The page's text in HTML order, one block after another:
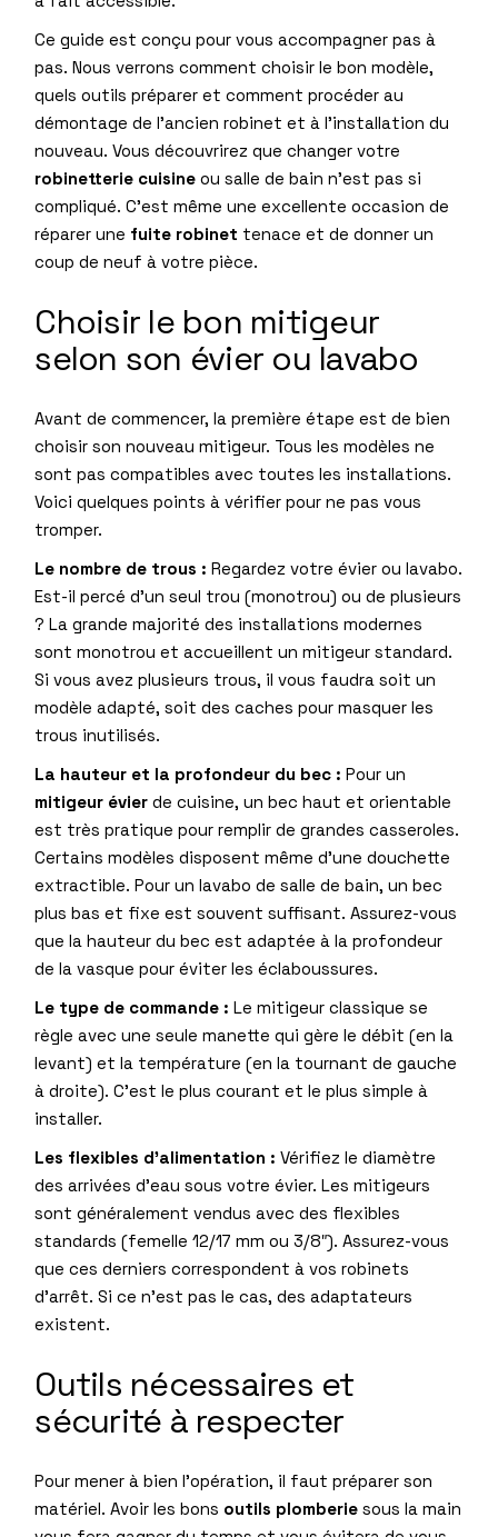
Ce guide est conçu pour vous accompagner pas à
pas. Nous verrons comment choisir le bon modèle,
quels outils préparer et comment procéder au
démontage de l’ancien robinet et à l’installation du
nouveau. Vous découvrirez que changer votre
robinetterie cuisine ou salle de bain n’est pas si
compliqué. C’est même une excellente occasion de
réparer une fuite robinet tenace et de donner un
coup de neuf à votre pièce.
Choisir le bon mitigeur
selon son évier ou lavabo
Avant de commencer, la première étape est de bien
choisir son nouveau mitigeur. Tous les modèles ne
sont pas compatibles avec toutes les installations.
Voici quelques points à vérifier pour ne pas vous
tromper.
Le nombre de trous : Regardez votre évier ou lavabo.
Est-il percé d’un seul trou (monotrou) ou de plusieurs
? La grande majorité des installations modernes
sont monotrou et accueillent un mitigeur standard.
Si vous avez plusieurs trous, il vous faudra soit un
modèle adapté, soit des caches pour masquer les
trous inutilisés.
La hauteur et la profondeur du bec : Pour un
mitigeur évier de cuisine, un bec haut et orientable
est très pratique pour remplir de grandes casseroles.
Certains modèles disposent même d’une douchette
extractible. Pour un lavabo de salle de bain, un bec
plus bas et fixe est souvent suffisant. Assurez-vous
que la hauteur du bec est adaptée à la profondeur
de la vasque pour éviter les éclaboussures.
Le type de commande : Le mitigeur classique se
règle avec une seule manette qui gère le débit (en la
levant) et la température (en la tournant de gauche
à droite). C’est le plus courant et le plus simple à
installer.
Les flexibles d’alimentation : Vérifiez le diamètre
des arrivées d’eau sous votre évier. Les mitigeurs
sont généralement vendus avec des flexibles
standards (femelle 12/17 mm ou 3/8″). Assurez-vous
que ces derniers correspondent à vos robinets
d’arrêt. Si ce n’est pas le cas, des adaptateurs
existent.
Outils nécessaires et
sécurité à respecter
Pour mener à bien l’opération, il faut préparer son
matériel. Avoir les bons outils plomberie sous la main